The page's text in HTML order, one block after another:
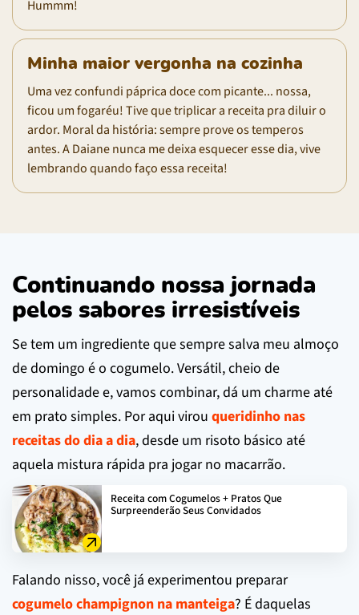
Hummm!
Minha maior vergonha na cozinha
Uma vez confundi páprica doce com picante... nossa,
ficou um fogaréu! Tive que triplicar a receita pra diluir o
ardor. Moral da história: sempre prove os temperos
antes. A Daiane nunca me deixa esquecer esse dia, vive
lembrando quando faço essa receita!
Continuando nossa jornada
pelos sabores irresistíveis
Se tem um ingrediente que sempre salva meu almoço
de domingo é o cogumelo. Versátil, cheio de
personalidade e, vamos combinar, dá um charme até
em prato simples. Por aqui virou queridinho nas
receitas do dia a dia, desde um risoto básico até
aquela mistura rápida pra jogar no macarrão.
Receita com Cogumelos + Pratos Que
Surpreenderão Seus Convidados
Falando nisso, você já experimentou preparar
cogumelo champignon na manteiga? É daquelas